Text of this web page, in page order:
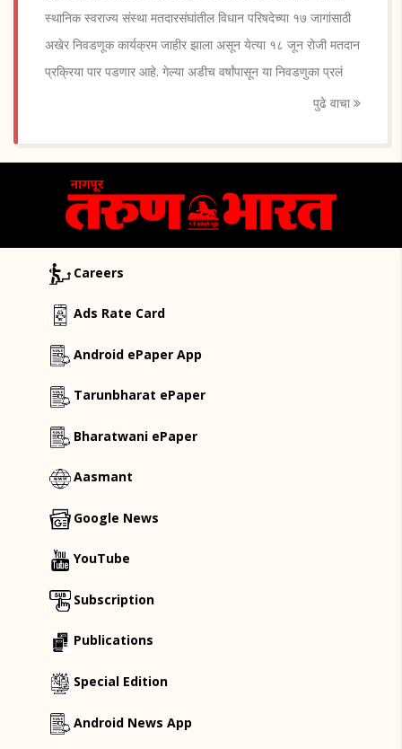
स्थानिक स्वराज्य संस्था मतदारसंघांतील विधान परिषदेच्या १७ जागांसाठी
अखेर निवडणूक कार्यक्रम जाहीर झाला असून येत्या १८ जून रोजी मतदान
प्रक्रिया पार पडणार आहे. गेल्या अडीच वर्षांपासून या निवडणुका प्रलं
पुढे वाचा
Careers
Ads Rate Card
Android ePaper App
Tarunbharat ePaper
Bharatwani ePaper
Aasmant
Google News
YouTube
Subscription
Publications
Special Edition
Android News App